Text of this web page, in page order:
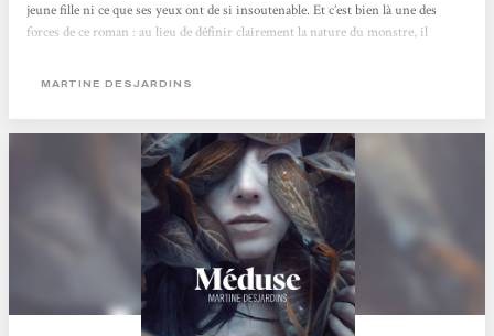
jeune fille ni ce que ses yeux ont de si insoutenable. Et c’est bien là une des
forces de ce roman : au lieu de définir clairement la nature du monstre, il
poisseuse, l’écriture nous enferme dans la peau de son personnage et dans la
MARTINE DESJARDINS